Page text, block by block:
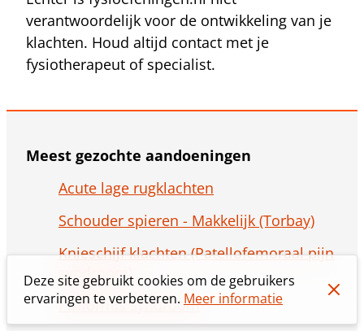
verantwoordelijk voor de ontwikkeling van je
klachten. Houd altijd contact met je
fysiotherapeut of specialist.
Meest gezochte aandoeningen
Acute lage rugklachten
Schouder spieren - Makkelijk (Torbay)
Knieschijf klachten (Patellofemoraal pijn
syndroom)
Piriformis syndroom
Deze site gebruikt cookies om de gebruikers
ervaringen te verbeteren. Meer informatie